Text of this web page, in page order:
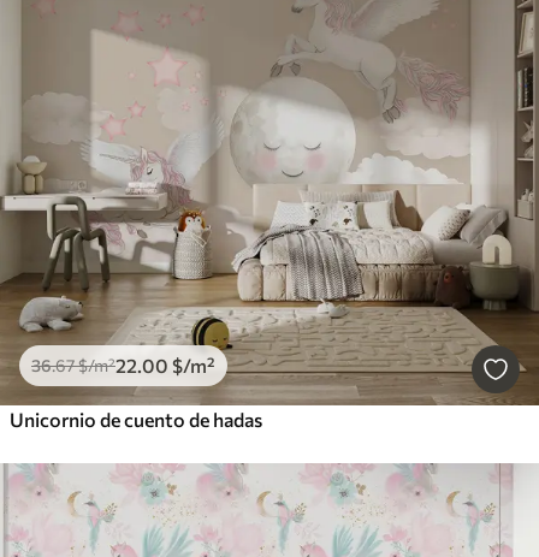
36.67$/m²22.00 $/m²
Unicornio de cuento de hadas